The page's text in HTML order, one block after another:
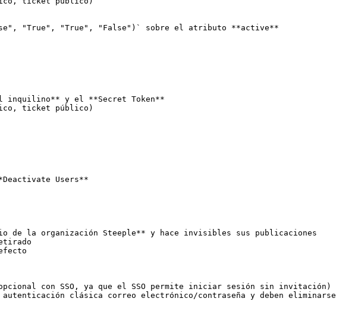
"True", "True", "False")` sobre el atributo **active**
inquilino** y el **Secret Token**
Users**
la organización Steeple** y hace invisibles sus publicaciones
con SSO, ya que el SSO permite iniciar sesión sin invitación)
clásica correo electrónico/contraseña y deben eliminarse